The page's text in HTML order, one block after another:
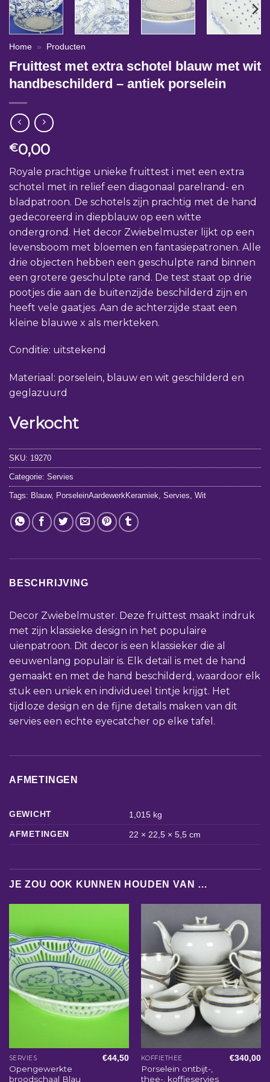
Home » Producten
Fruittest met extra schotel blauw met wit
handbeschilderd – antiek porselein
€0,00
Royale prachtige unieke fruittest i met een extra
schotel met in relief een diagonaal parelrand- en
bladpatroon. De schotels zijn prachtig met de hand
gedecoreerd in diepblauw op een witte
ondergrond. Het decor Zwiebelmuster lijkt op een
levensboom met bloemen en fantasiepatronen. Alle
drie objecten hebben een geschulpte rand binnen
een grotere geschulpte rand. De test staat op drie
pootjes die aan de buitenzijde beschilderd zijn en
heeft vele gaatjes. Aan de achterzijde staat een
kleine blauwe x als merkteken.
Conditie: uitstekend
Materiaal: porselein, blauw en wit geschilderd en
geglazuurd
Verkocht
SKU: 19270
Categorie: Servies
Tags: Blauw, PorseleinAardewerkKeramiek Servies Wit
BESCHRIJVING
Decor Zwiebelmuster. Deze fruittest maakt indruk
met zijn klassieke design in het populaire
uienpatroon. Dit decor is een klassieker die al
eeuwenlang populair is. Elk detail is met de hand
gemaakt en met de hand beschilderd, waardoor elk
stuk een uniek en individueel tintje krijgt. Het
tijdloze design en de fijne details maken van dit
servies een echte eyecatcher op elke tafel.
AFMETINGEN
GEWICHT
1,015 kg
AFMETINGEN
22 × 22,5 × 5,5 cm
JE ZOU OOK KUNNEN HOUDEN VAN …
SERVIES
Opengewerkte
broodschaal Blau
€44,50 KOFFIETHEE
Porselein ontbijt-,
thee-, koffieservies
€340,00